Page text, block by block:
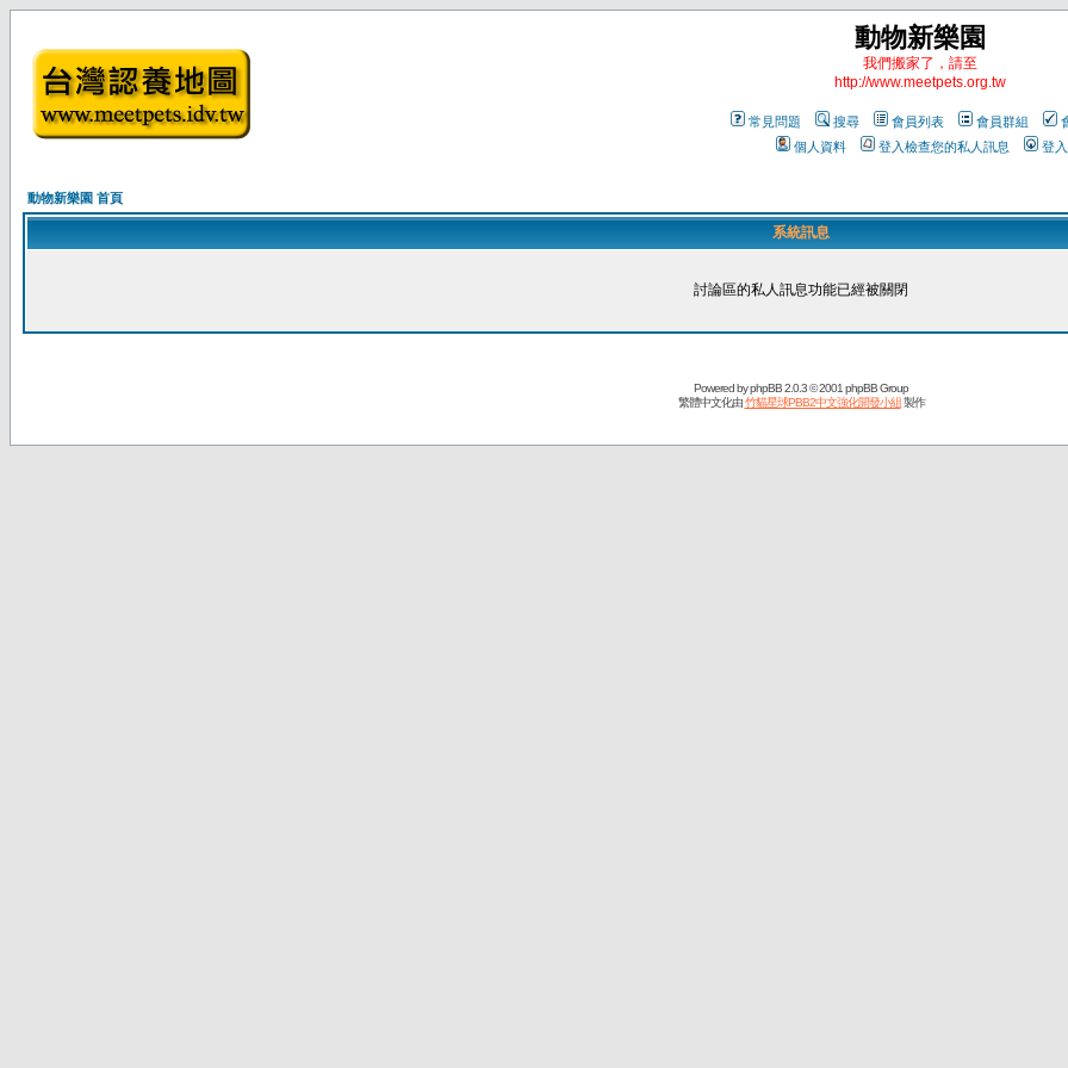
動物新樂園
我們搬家了，請至
http://www.meetpets.org.tw
常見問題 搜尋 會員列表 會員群組
個人資料
登入檢查您的私人訊息 登入
動物新樂園 首頁
系統訊息
討論區的私人訊息功能已經被關閉
Powered byphpBB2.0.3 © 2001 phpBB Group
繁體中文化由竹貓星球PBB2中文強化開發小組製作